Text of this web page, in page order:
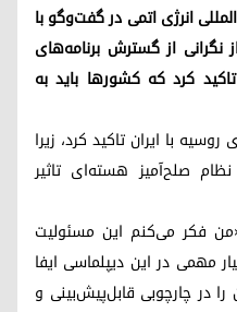
انرژی اتمی در گفت‌وگو با
نگرانی از گسترش برنامه‌های
کرد که کشورها باید به
با ایران تاکید کرد، زیرا
صلح‌آمیز هسته‌ای تاثیر
فکر می‌کنم این مسئولیت
در این دیپلماسی ایفا
در چارچوبی قابل‌پیش‌بینی و